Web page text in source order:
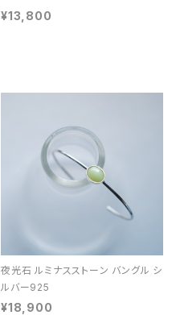
¥13,800
夜光石 ルミナスストーン バングル シ
ルバー925
¥18,900